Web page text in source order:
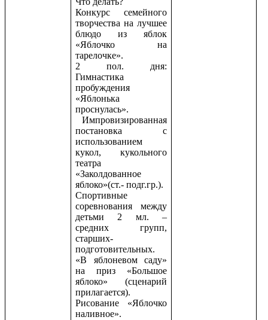
Конкурс семейного
творчества на лучшее
блюдо из яблок
«Яблочко на
тарелочке».
2 пол. дня:
Гимнастика
пробуждения
«Яблонька
проснулась».
Импровизированная
постановка с
использованием
кукол, кукольного
театра
«Заколдованное
яблоко»(ст.- подг.гр.).
Спортивные
соревнования между
детьми 2 мл. –
средних групп,
старших-
подготовительных.
«В яблоневом саду»
на приз «Большое
яблоко» (сценарий
прилагается).
Рисование «Яблочко
наливное».